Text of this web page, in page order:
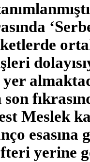
son
Meslek
esasına
yerine